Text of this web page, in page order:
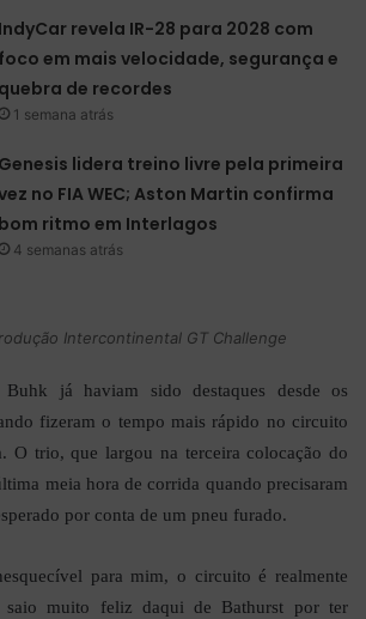
IndyCar revela IR-28 para 2028 com
foco em mais velocidade, segurança e
quebra de recordes
1 semana atrás
Genesis lidera treino livre pela primeira
no FIA WEC; Aston Martin confirma
bom ritmo em Interlagos
4 semanas atrás
Intercontinental GT Challenge
já haviam sido destaques desde os
fizeram o tempo mais rápido no circuito
O trio, que largou na terceira colocação do
meia hora de corrida quando precisaram
por conta de um pneu furado.
para mim, o circuito é realmente
saio muito feliz daqui de Bathurst por ter